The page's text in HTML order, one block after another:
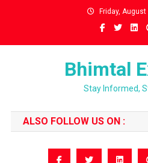
Friday,
Bhimtal
Stay Informed,
ALSO FOLLOW US ON :